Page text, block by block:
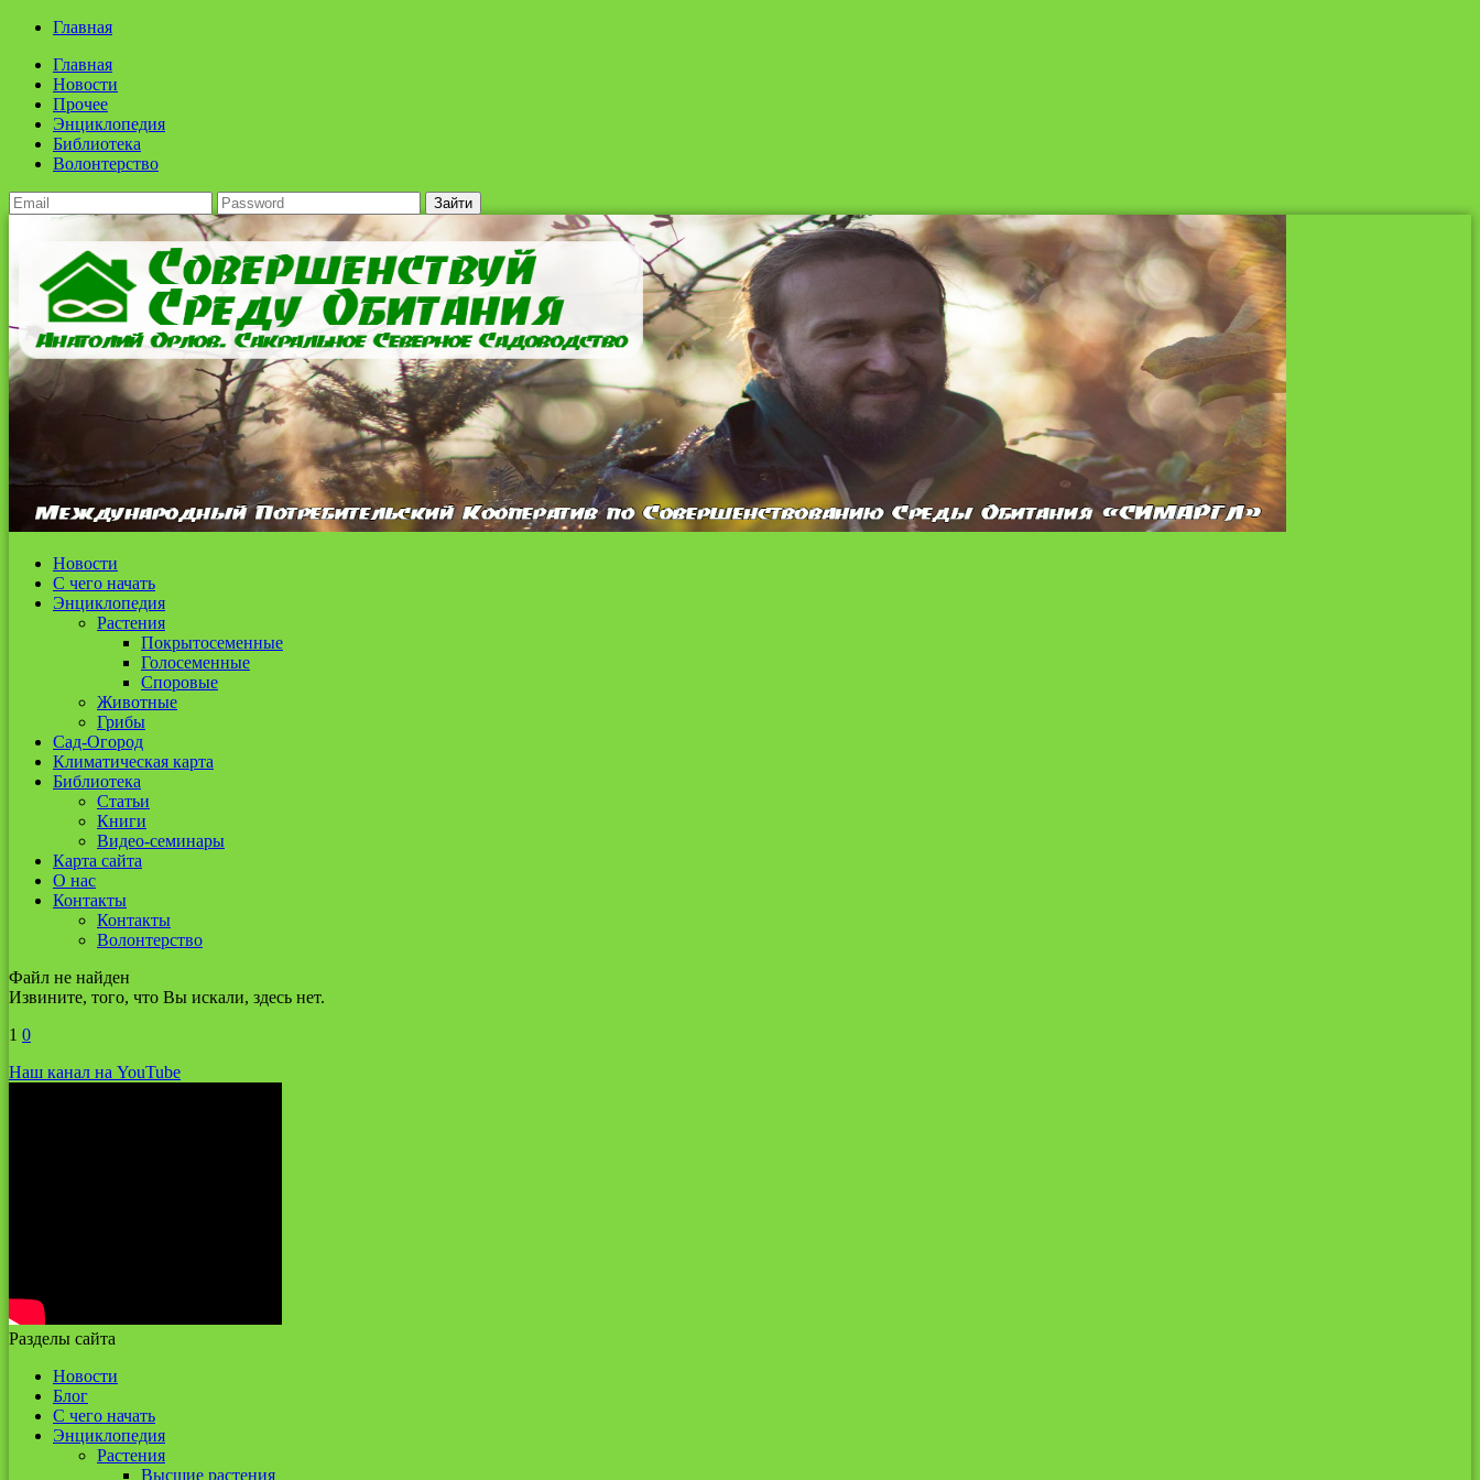
Главная
Главная
Новости
Прочее
Энциклопедия
Библиотека
Волонтерство
Зайти
Новости
С чего начать
Энциклопедия
Растения
Покрытосеменные
Голосеменные
Споровые
Животные
Грибы
Сад-Огород
Климатическая карта
Библиотека
Статьи
Книги
Видео-семинары
Карта сайта
О нас
Контакты
Контакты
Волонтерство
Файл не найден
Извините, того, что Вы искали, здесь нет.
1 0
Наш канал на YouTube
Разделы сайта
Новости
Блог
С чего начать
Энциклопедия
Растения
Высшие растения